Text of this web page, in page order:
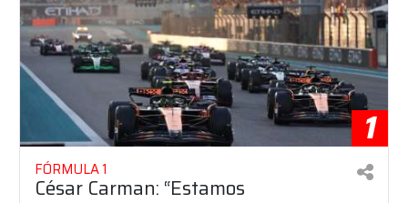
1
FÓRMULA 1
César Carman: “Estamos